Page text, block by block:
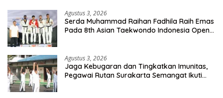
Agustus 3, 2026
Serda Muhammad Raihan Fadhila Raih Emas
Pada 8th Asian Taekwondo Indonesia Open
Agustus 3, 2026
Jaga Kebugaran dan Tingkatkan Imunitas,
Pegawai Rutan Surakarta Semangat Ikuti